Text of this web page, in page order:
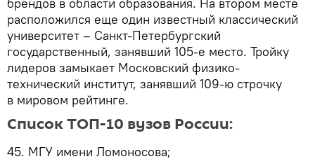
брендов в области образования. На втором месте
расположился еще один известный классический
университет – Санкт-Петербургский
государственный, занявший 105-е место. Тройку
лидеров замыкает Московский физико-
технический институт, занявший 109-ю строчку
в мировом рейтинге.
Список ТОП-10 вузов России:
45. МГУ имени Ломоносова;